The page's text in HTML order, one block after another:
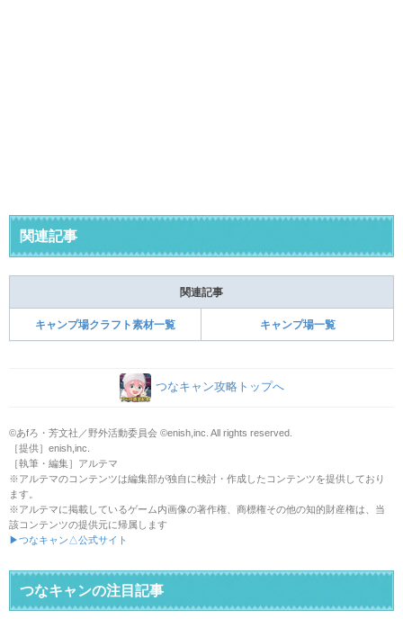
関連記事
関連記事
キャンプ場クラフト素材一覧 キャンプ場一覧
つなキャン攻略トップへ
©あfろ・芳文社／野外活動委員会 ©enish,inc. All rights reserved.
［提供］enish,inc.
［執筆・編集］アルテマ
※アルテマのコンテンツは編集部が独自に検討・作成したコンテンツを提供しており
ます。
※アルテマに掲載しているゲーム内画像の著作権、商標権その他の知的財産権は、当
該コンテンツの提供元に帰属します
▶つなキャン△公式サイト
つなキャンの注目記事